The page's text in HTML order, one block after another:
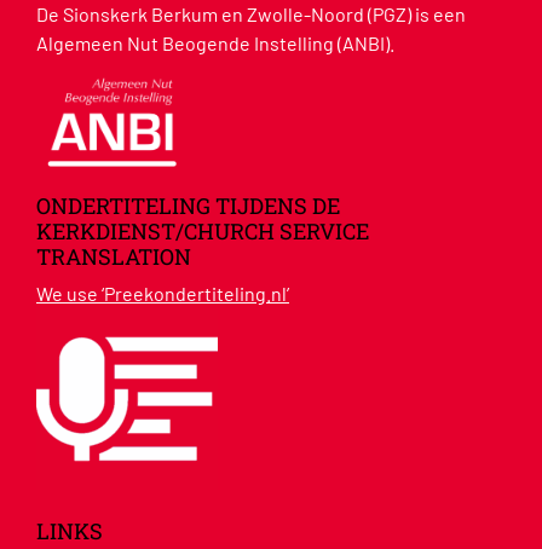
De Sionskerk Berkum en Zwolle-Noord (PGZ) is een
Algemeen Nut Beogende Instelling (ANBI).
ONDERTITELING TIJDENS DE
KERKDIENST/CHURCH SERVICE
TRANSLATION
We use ‘Preekondertiteling.nl’
LINKS